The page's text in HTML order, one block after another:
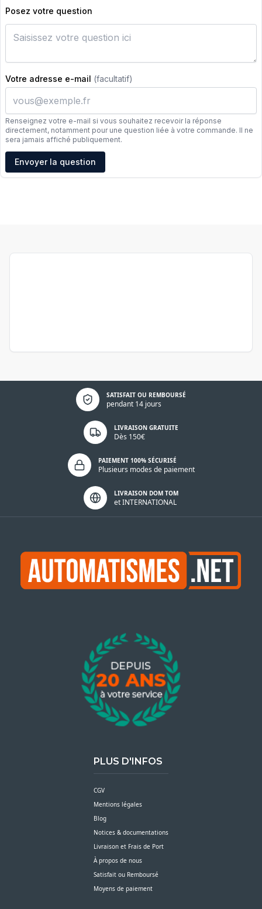
Posez votre question
Votre adresse e-mail (facultatif)
Renseignez votre e-mail si vous souhaitez recevoir la réponse
directement, notamment pour une question liée à votre commande. Il ne
sera jamais affiché publiquement.
Adresse e-mail
Envoyer la question
SATISFAIT OU REMBOURSÉ
pendant 14 jours
Politique de confidentialité
LIVRAISON GRATUITE
Dès 150€
PAIEMENT 100% SÉCURISÉ
Plusieurs modes de paiement
LIVRAISON DOM TOM
et INTERNATIONAL
PLUS D'INFOS
CGV
Mentions légales
Blog
Notices & documentations
Livraison et Frais de Port
À propos de nous
Satisfait ou Remboursé
Moyens de paiement